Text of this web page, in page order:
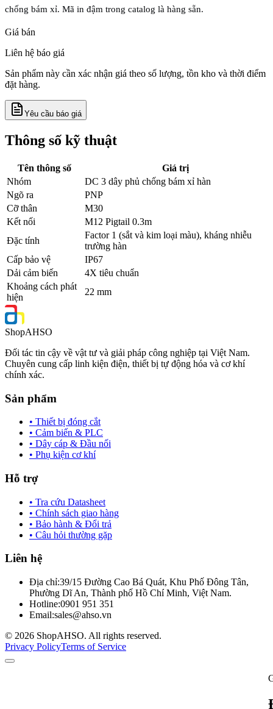
chống bám xỉ. Mã in đậm trong catalog là hàng sẵn.
Giá bán
Liên hệ báo giá
Sản phẩm này cần xác nhận giá theo số lượng, tồn kho và thời điểm
đặt hàng.
Yêu cầu báo giá
Thông số kỹ thuật
Tên thông số
Giá trị
Nhóm
DC 3 dây phủ chống bám xỉ hàn
Ngõ ra
PNP
Cỡ thân
M30
Kết nối
M12 Pigtail 0.3m
Đặc tính
Factor 1 (sắt và kim loại màu), kháng nhiễu
trường hàn
Cấp bảo vệ
IP67
Dải cảm biến
4X tiêu chuẩn
Khoảng cách phát
hiện
22 mm
ShopAHSO
Đối tác tin cậy về vật tư và giải pháp công nghiệp tại Việt Nam.
Chuyên cung cấp linh kiện điện, thiết bị tự động hóa và cơ khí
chính xác.
Sản phẩm
• Thiết bị đóng cắt
• Cảm biến & PLC
• Dây cáp & Đầu nối
• Phụ kiện cơ khí
Hỗ trợ
• Tra cứu Datasheet
• Chính sách giao hàng
• Bảo hành & Đổi trả
• Câu hỏi thường gặp
Liên hệ
Địa chỉ:39/15 Đường Cao Bá Quát, Khu Phố Đông Tân,
Phường Dĩ An, Thành phố Hồ Chí Minh, Việt Nam.
Hotline:0901 951 351
Email:sales@ahso.vn
© 2026 ShopAHSO. All rights reserved.
Privacy PolicyTerms of Service